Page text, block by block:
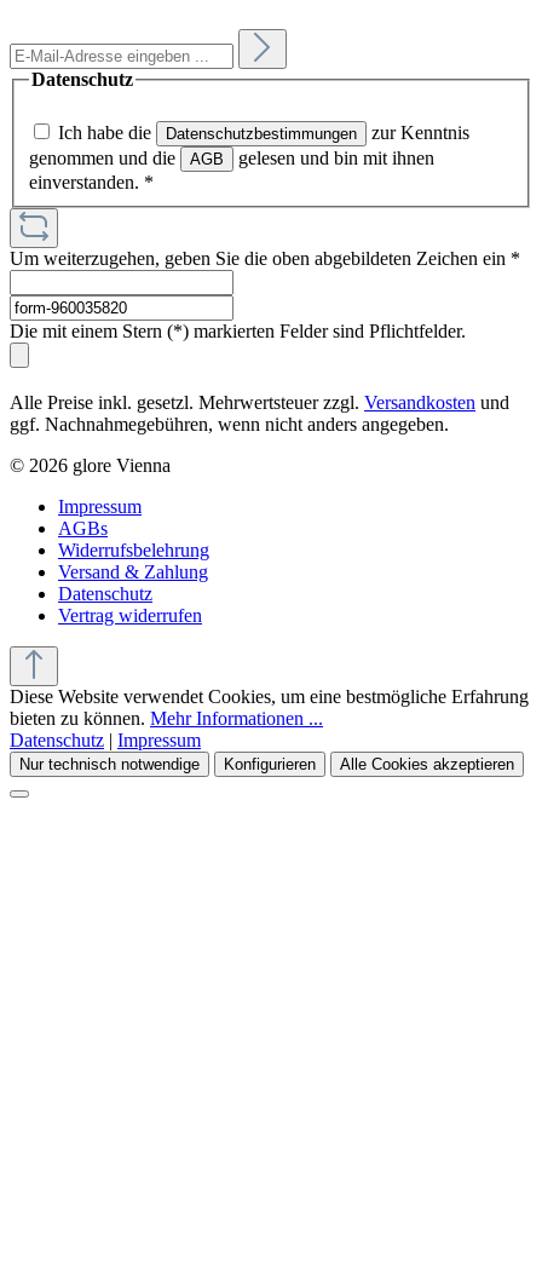
Datenschutz
Ich habe die Datenschutzbestimmungen
zur Kenntnis
genommen und die
AGB
gelesen und bin mit ihnen
einverstanden. *
Um weiterzugehen, geben Sie die oben abgebildeten Zeichen ein *
Die mit einem Stern (*) markierten Felder sind Pflichtfelder.
Alle Preise inkl. gesetzl. Mehrwertsteuer zzgl. Versandkosten und
ggf. Nachnahmegebühren, wenn nicht anders angegeben.
© 2026 glore Vienna
Impressum
AGBs
Widerrufsbelehrung
Versand & Zahlung
Datenschutz
Vertrag widerrufen
Diese Website verwendet Cookies, um eine bestmögliche Erfahrung
bieten zu können. Mehr Informationen ...
Datenschutz | Impressum
Nur technisch notwendige Konfigurieren Alle Cookies akzeptieren